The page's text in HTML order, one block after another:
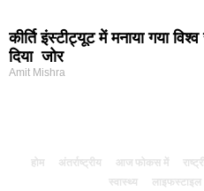
कीर्ति इंस्टीट्यूट में मनाया गया
दिया जोर
Amit Mishra
होम अंतर्राष्ट्रीय आज फोकस में
स्वास्थ्य
लाइफस्टाइल